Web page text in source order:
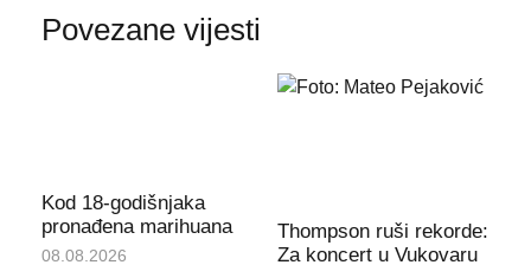
Povezane vijesti
Kod 18-godišnjaka
pronađena marihuana
08.08.2026
Thompson ruši rekorde:
Za koncert u Vukovaru